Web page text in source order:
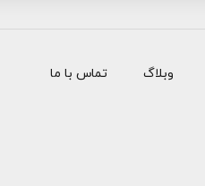
وبلاگ تماس با ما